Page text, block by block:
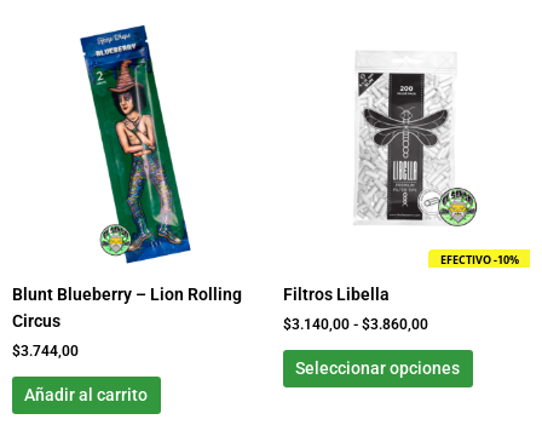
Blunt Blueberry – Lion Rolling
Circus
$3.744,00
Añadir al carrito
EFECTIVO -10%
Filtros Libella
$3.140,00 - $3.860,00
precios:
desde
$3.140,00
hasta
$3.860,00
Seleccionar opciones
se
pueden
elegir
página